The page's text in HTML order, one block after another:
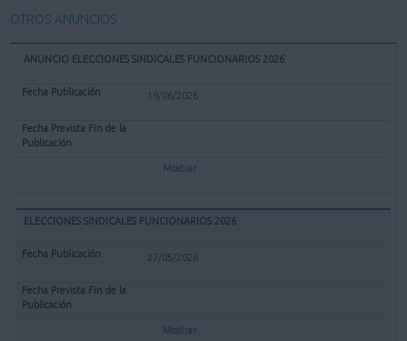
OTROS ANUNCIOS
ANUNCIO ELECCIONES SINDICALES FUNCIONARIOS 2026
19/06/2026
Mostrar
ELECCIONES SINDICALES FUNCIONARIOS 2026
27/05/2026
Mostrar